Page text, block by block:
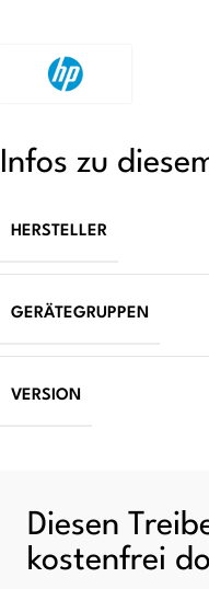
Infos zu
HERSTELLER
GERÄTEGRUPPEN
VERSION
Diesen
kostenfrei